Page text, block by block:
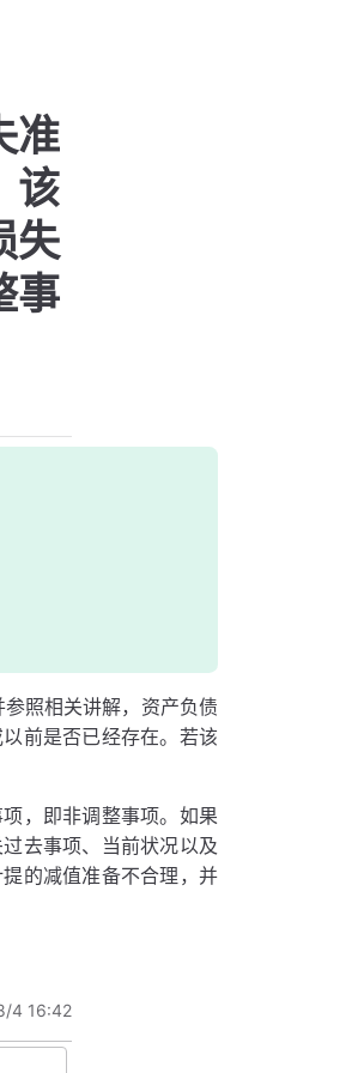
准
该
失
事
照相关讲解，资产负债
前是否已经存在。若该
，即非调整事项。如果
去事项、当前状况以及
的减值准备不合理，并
4 16:42